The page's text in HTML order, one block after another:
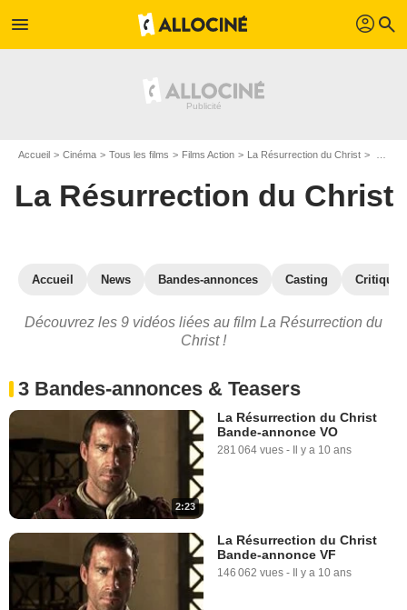
menu profil search
Accueil Cinéma Tous les films Films Action La Résurrection du Christ
La Résurrection du Christ
Accueil News Bandes-annonces Casting
Découvrez les 9 vidéos liées au film La Résurrection du
Christ !
3 Bandes-annonces & Teasers
2:23
La Résurrection du Christ
Bande-annonce VO
281 064 vues - Il y a 10 ans
La Résurrection du Christ
Bande-annonce VF
146 062 vues - Il y a 10 ans